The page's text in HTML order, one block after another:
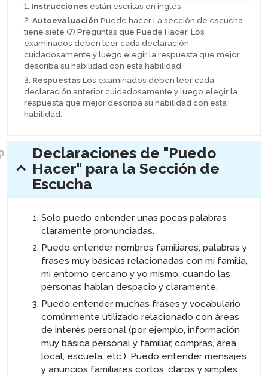
1. Instruccionesestán escritas en inglés.
2. Autoevaluación Puede hacer La sección de escucha
tiene siete (7) Preguntas que Puede Hacer. Los
examinados deben leer cada declaración
cuidadosamente y luego elegir la respuesta que mejor
describa su habilidad con esta habilidad.
3. RespuestasLos examinados deben leer cada
declaración anterior cuidadosamente y luego elegir la
respuesta que mejor describa su habilidad con esta
habilidad.
expander:
Declaraciones de "Puedo
Hacer" para la Sección de
Escucha
Solo puedo entender unas pocas palabras
claramente pronunciadas.
Puedo entender nombres familiares, palabras y
frases muy básicas relacionadas con mi familia,
mi entorno cercano y yo mismo, cuando las
personas hablan despacio y claramente.
Puedo entender muchas frases y vocabulario
comúnmente utilizado relacionado con áreas
de interés personal (por ejemplo, información
muy básica personal y familiar, compras, área
local, escuela, etc.). Puedo entender mensajes
y anuncios familiares cortos, claros y simples.